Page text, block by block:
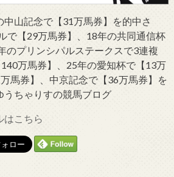
山記念で【31万馬券】を的中さ
で【29万馬券】、18年の共同通信杯
のプリンシパルステークスで3連複
140万馬券】、25年の愛知杯で【13万
馬券】、中京記念で【36万馬券】を
うちゃりすの競馬ブログ
こちら